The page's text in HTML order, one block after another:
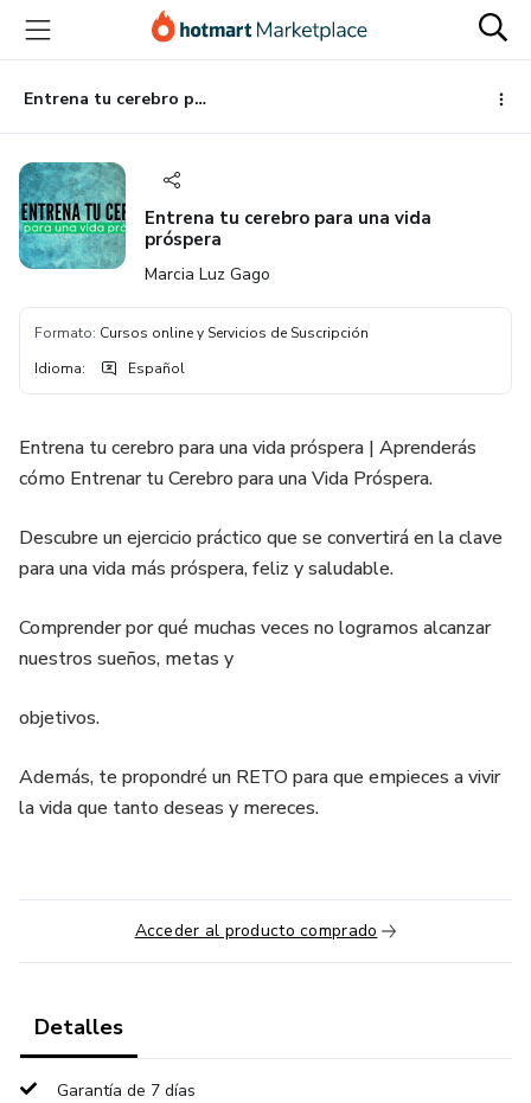
principal
página
de
página
Entrena tu cerebro para una vida próspera
Entrena tu cerebro para una vida
próspera
Marcia Luz Gago
Formato: Cursos online y Servicios de Suscripción
Idioma: Español
Entrena tu cerebro para una vida próspera | Aprenderás
cómo Entrenar tu Cerebro para una Vida Próspera.
Descubre un ejercicio práctico que se convertirá en la clave
para una vida más próspera, feliz y saludable.
Comprender por qué muchas veces no logramos alcanzar
nuestros sueños, metas y
objetivos.
Además, te propondré un RETO para que empieces a vivir
la vida que tanto deseas y mereces.
Acceder al producto comprado
Detalles
Garantía de 7 días